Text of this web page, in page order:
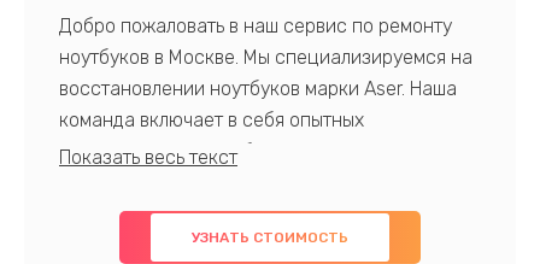
Добро пожаловать в наш сервис по ремонту
ноутбуков в Москве. Мы специализируемся на
восстановлении ноутбуков марки Aser. Наша
команда включает в себя опытных
профессионалов с обширными знаниями и
предлагаем быстрый и качественный ремонт с
использованием оригинальных компонентов, а
УЗНАТЬ СТОИМОСТЬ